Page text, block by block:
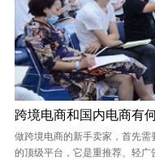
跨境电商和国内电商有
做跨境电商的新手卖家，首先
的顶级平台，它是重推荐、轻